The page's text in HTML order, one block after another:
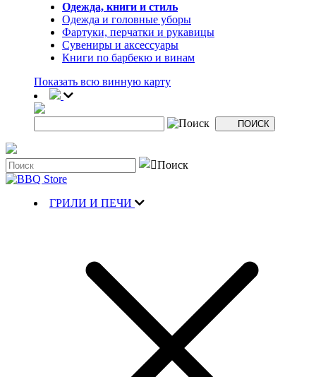
Одежда, книги и стиль
Одежда и головные уборы
Фартуки, перчатки и рукавицы
Сувениры и аксессуары
Книги по барбекю и винам
Показать всю винную карту
ГРИЛИ И ПЕЧИ